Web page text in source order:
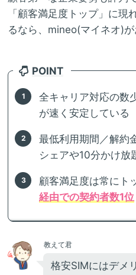
「顧客満足度トップ」に現
るなら、mineo(マイネオ)が
POINT
全キャリア対応の数
が速く安定している
最低利用期間／解約
シェアや10分かけ放
顧客満足度は常にト
経由での契約者数1位
教えて君
格安SIMにはデメ